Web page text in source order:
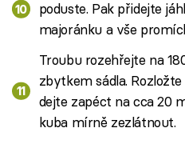
poduste. Pak přidejte
majoránku a vše
Troubu rozehřejte na
zbytkem sádla.
dejte zapéct na cca 20
kuba mírně zezlátnout.